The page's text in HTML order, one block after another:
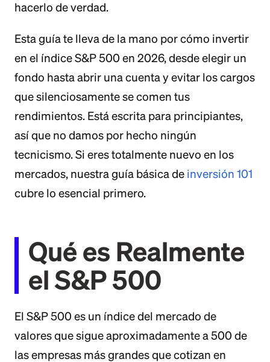
hacerlo de verdad.
Esta guía te lleva de la mano por cómo invertir
en el índice S&P 500 en 2026, desde elegir un
fondo hasta abrir una cuenta y evitar los cargos
que silenciosamente se comen tus
rendimientos. Está escrita para principiantes,
así que no damos por hecho ningún
tecnicismo. Si eres totalmente nuevo en los
mercados, nuestra guía básica de inversión 101
cubre lo esencial primero.
Qué es Realmente
el S&P 500
El S&P 500 es un índice del mercado de
valores que sigue aproximadamente a 500 de
las empresas más grandes que cotizan en